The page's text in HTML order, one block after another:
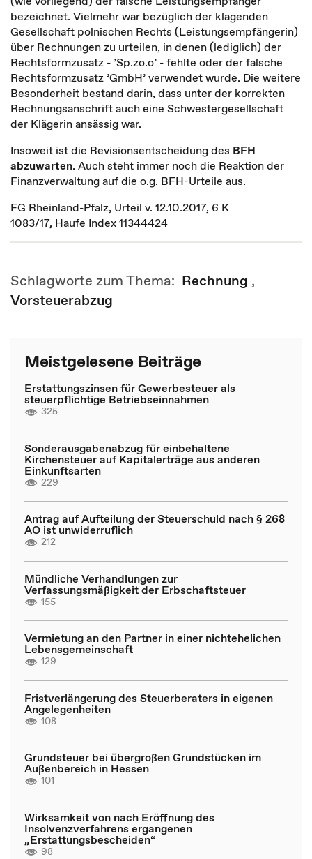
bezeichnet. Vielmehr war bezüglich der klagenden
Gesellschaft polnischen Rechts (Leistungsempfängerin)
über Rechnungen zu urteilen, in denen (lediglich) der
Rechtsformzusatz - ’Sp.zo.o’ - fehlte oder der falsche
Rechtsformzusatz ’GmbH’ verwendet wurde. Die weitere
Besonderheit bestand darin, dass unter der korrekten
Rechnungsanschrift auch eine Schwestergesellschaft
der Klägerin ansässig war.
Insoweit ist die Revisionsentscheidung des BFH
abzuwarten. Auch steht immer noch die Reaktion der
Finanzverwaltung auf die o.g. BFH-Urteile aus.
FG Rheinland-Pfalz, Urteil v. 12.10.2017, 6 K
1083/17, Haufe Index 11344424
Schlagworte zum Thema: Rechnung ,
Vorsteuerabzug
Meistgelesene Beiträge
Erstattungszinsen für Gewerbesteuer als
steuerpflichtige Betriebseinnahmen
325
Sonderausgabenabzug für einbehaltene
Kirchensteuer auf Kapitalerträge aus anderen
Einkunftsarten
229
Antrag auf Aufteilung der Steuerschuld nach § 268
AO ist unwiderruflich
212
Mündliche Verhandlungen zur
Verfassungsmäßigkeit der Erbschaftsteuer
155
Vermietung an den Partner in einer nichtehelichen
Lebensgemeinschaft
129
Fristverlängerung des Steuerberaters in eigenen
Angelegenheiten
108
Grundsteuer bei übergroßen Grundstücken im
Außenbereich in Hessen
101
Wirksamkeit von nach Eröffnung des
Insolvenzverfahrens ergangenen
„Erstattungsbescheiden“
98